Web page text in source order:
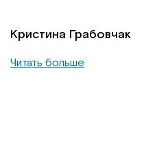
Кристина Грабовчак
Читать больше